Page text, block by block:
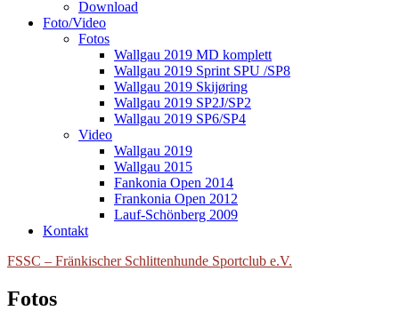
Download
Foto/Video
Fotos
Wallgau 2019 MD komplett
Wallgau 2019 Sprint SPU /SP8
Wallgau 2019 Skijøring
Wallgau 2019 SP2J/SP2
Wallgau 2019 SP6/SP4
Video
Wallgau 2019
Wallgau 2015
Fankonia Open 2014
Frankonia Open 2012
Lauf-Schönberg 2009
Kontakt
FSSC – Fränkischer Schlittenhunde Sportclub e.V.
Fotos